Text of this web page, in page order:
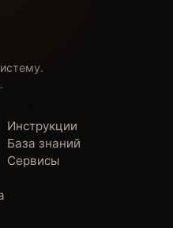
Инструкции
База знаний
Сервисы